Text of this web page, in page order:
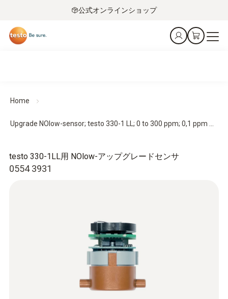
公式オンラインショップ
Home
Upgrade NOlow-sensor; testo 330-1 LL; 0 to 300 ppm; 0,1 ppm ...
0554 3931
testo 330-1LL用 NOlow-アップグレードセンサ